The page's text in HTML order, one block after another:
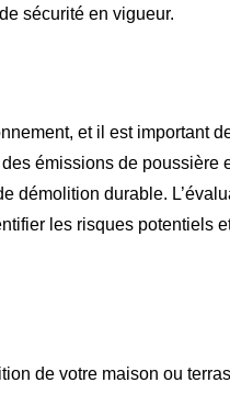
sécurité en vigueur.
et il est important
émissions de poussière
démolition durable.
les risques potentiels
de votre maison ou